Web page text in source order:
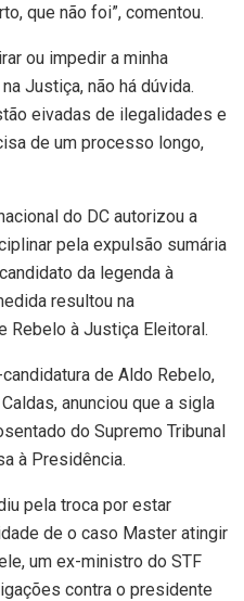
que não foi”, comentou.
ou impedir a minha
Justiça, não há dúvida.
eivadas de ilegalidades e
de um processo longo,
do DC autorizou a
pela expulsão sumária
da legenda à
resultou na
Rebelo à Justiça Eleitoral.
de Aldo Rebelo,
anunciou que a sigla
do Supremo Tribunal
à Presidência.
pela troca por estar
de o caso Master atingir
um ex-ministro do STF
contra o presidente